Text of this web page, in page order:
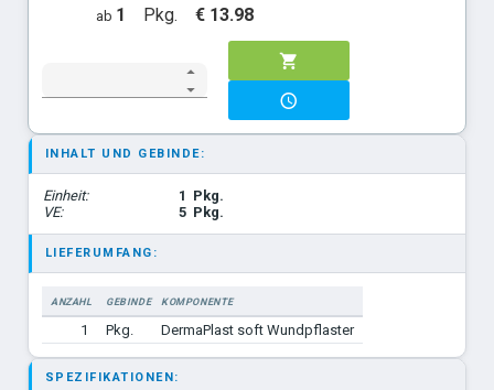
ab 1 Pkg. € 13.98
INHALT UND GEBINDE:
Einheit: 1 Pkg.
VE:
5 Pkg.
LIEFERUMFANG:
ANZAHL GEBINDE
KOMPONENTE
1
Pkg. DermaPlast soft Wundpflaster
SPEZIFIKATIONEN: